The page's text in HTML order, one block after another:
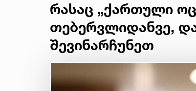
რასაც „ქართული
თებერვლიდანვე,
შევინარჩუნეთ